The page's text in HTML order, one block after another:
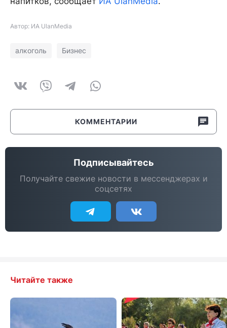
Автор: ИА UlanMedia
алкоголь Бизнес
КОММЕНТАРИИ
Подписывайтесь
Получайте свежие новости в мессенджерах и
соцсетях
Читайте также